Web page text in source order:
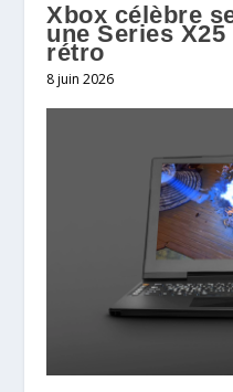
Xbox célèbre
une Series
rétro
8 juin 2026